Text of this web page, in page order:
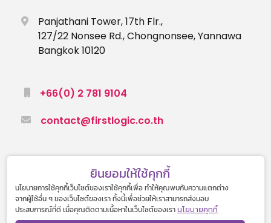
ยินยอมให้ใช้คุกกี้
นโยบายการใช้คุกกี้เว็บไซต์ของเราใช้คุกกี้เพื่อ ทำให้คุณพบกับความแตกต่าง
จากผู้ใช้อื่น ๆ ของเว็บไซต์ของเรา ทั้งนี้เพื่อช่วยให้เราสามารถส่งมอบ
ประสบการณ์ที่ดี เมื่อคุณติดตามเนื้อหาในเว็บไซต์ของเรานโยบายคุกกี้
Panjathani Tower, 17th Flr.,
127/22 Nonsee Rd., Chongnonsee, Yannawa
Bangkok 10120
+66(0) 2 781 9104
contact@firstlogic.co.th
© 2022 First Logic Co.,Ltd. All rights reserved.